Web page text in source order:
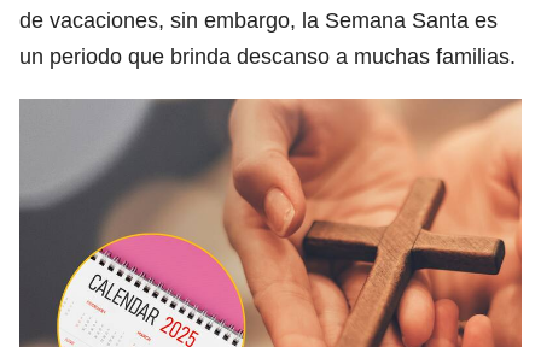
de vacaciones, sin embargo, la Semana Santa es
un periodo que brinda descanso a muchas familias.